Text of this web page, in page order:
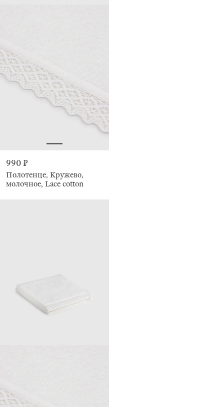
990 ₽
Полотенце, Кружево,
молочное, Lace cotton